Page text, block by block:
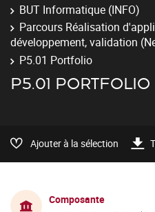
BUT Informatique (INFO)
Parcours Réalisation
développement, validation
P5.01 Portfolio
P5.01 PORTFOLIO
Ajouter à la sélection
Composante